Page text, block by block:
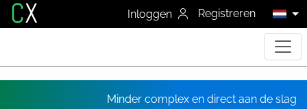
CX Inloggen Registreren
Minder complex en direct aan de slag